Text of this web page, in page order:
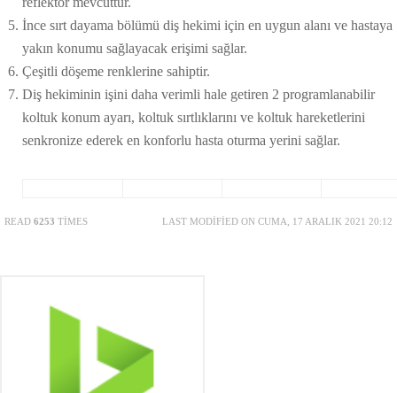
İnce sırt dayama bölümü diş hekimi için en uygun alanı ve hastaya
yakın konumu sağlayacak erişimi sağlar.
Çeşitli döşeme renklerine sahiptir.
Diş hekiminin işini daha verimli hale getiren 2 programlanabilir
koltuk konum ayarı, koltuk sırtlıklarını ve koltuk hareketlerini
senkronize ederek en konforlu hasta oturma yerini sağlar.
READ 6253 TIMES LAST MODIFIED ON CUMA, 17 ARALIK 2021 20:12